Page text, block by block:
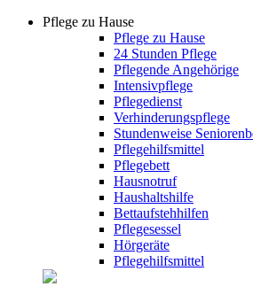
Pflege zu Hause
Pflege zu Hause
24 Stunden Pflege
Pflegende Angehörige
Intensivpflege
Pflegedienst
Verhinderungspflege
Stundenweise
Pflegehilfsmittel
Pflegebett
Hausnotruf
Haushaltshilfe
Bettaufstehhilfen
Pflegesessel
Hörgeräte
Pflegehilfsmittel